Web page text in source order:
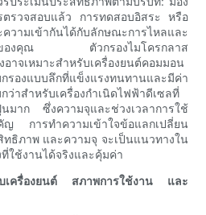
ตรวจสอบแล้ว การทดสอบอิสระ หรือ
มเข้ากันได้กับลักษณะการไหลและ
ลิงของคุณ ตัวกรองไมโครกลาส
าจเหมาะสำหรับเครื่องยนต์คอมมอน
รองแบบลึกที่แข็งแรงทนทานและมีค่า
ว่าสำหรับเครื่องกำเนิดไฟฟ้าดีเซลที่
มาก ซึ่งความจุและช่วงเวลาการใช้
ญ การทำความเข้าใจข้อแลกเปลี่ยน
ธิภาพ และความจุ จะเป็นแนวทางใน
ใช้งานได้จริงและคุ้มค่า
บเครื่องยนต์ สภาพการใช้งาน และ